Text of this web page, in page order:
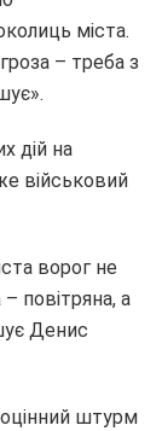
міста.
– треба з
дій на
військовий
ворог не
повітряна, а
Денис
штурм